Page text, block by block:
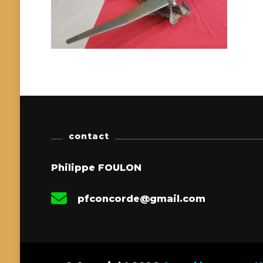
contact
Philippe FOULON
pfconcorde@gmail.com